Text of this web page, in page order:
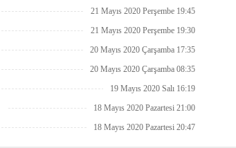
21 Mayıs 2020 Perşembe 19:45
21 Mayıs 2020 Perşembe 19:30
20 Mayıs 2020 Çarşamba 17:35
20 Mayıs 2020 Çarşamba 08:35
19 Mayıs 2020 Salı 16:19
18 Mayıs 2020 Pazartesi 21:00
18 Mayıs 2020 Pazartesi 20:47